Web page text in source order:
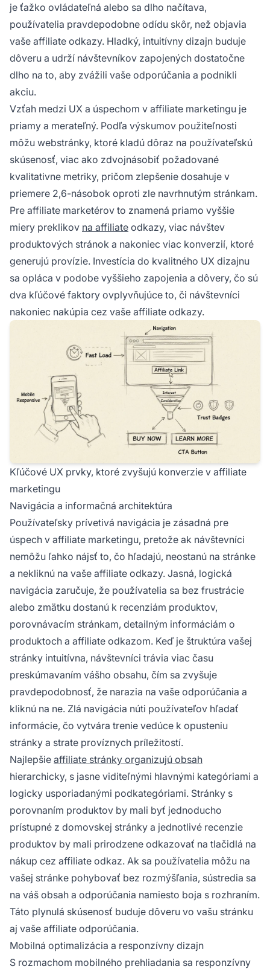
je ťažko ovládateľná alebo sa dlho načítava,
používatelia pravdepodobne odídu skôr, než objavia
vaše affiliate odkazy. Hladký, intuitívny dizajn buduje
dôveru a udrží návštevníkov zapojených dostatočne
dlho na to, aby zvážili vaše odporúčania a podnikli
akciu.
Vzťah medzi UX a úspechom v affiliate marketingu je
priamy a merateľný. Podľa výskumov použiteľnosti
môžu webstránky, ktoré kladú dôraz na používateľskú
skúsenosť, viac ako zdvojnásobiť požadované
kvalitativne metriky, pričom zlepšenie dosahuje v
priemere 2,6-násobok oproti zle navrhnutým stránkam.
Pre affiliate marketérov to znamená priamo vyššie
miery preklikov na affiliate odkazy, viac návštev
produktových stránok a nakoniec viac konverzií, ktoré
generujú provízie. Investícia do kvalitného UX dizajnu
sa opláca v podobe vyššieho zapojenia a dôvery, čo sú
dva kľúčové faktory ovplyvňujúce to, či návštevníci
nakoniec nakúpia cez vaše affiliate odkazy.
Kľúčové UX prvky, ktoré zvyšujú konverzie v affiliate
marketingu
Navigácia a informačná architektúra
Používateľsky prívetivá navigácia je zásadná pre
úspech v affiliate marketingu, pretože ak návštevníci
nemôžu ľahko nájsť to, čo hľadajú, neostanú na stránke
a nekliknú na vaše affiliate odkazy. Jasná, logická
navigácia zaručuje, že používatelia sa bez frustrácie
alebo zmätku dostanú k recenziám produktov,
porovnávacím stránkam, detailným informáciám o
produktoch a affiliate odkazom. Keď je štruktúra vašej
stránky intuitívna, návštevníci trávia viac času
preskúmavaním vášho obsahu, čím sa zvyšuje
pravdepodobnosť, že narazia na vaše odporúčania a
kliknú na ne. Zlá navigácia núti používateľov hľadať
informácie, čo vytvára trenie vedúce k opusteniu
stránky a strate províznych príležitostí.
Najlepšie affiliate stránky organizujú obsah
hierarchicky, s jasne viditeľnými hlavnými kategóriami a
logicky usporiadanými podkategóriami. Stránky s
porovnaním produktov by mali byť jednoducho
prístupné z domovskej stránky a jednotlivé recenzie
produktov by mali prirodzene odkazovať na tlačidlá na
nákup cez affiliate odkaz. Ak sa používatelia môžu na
vašej stránke pohybovať bez rozmýšľania, sústredia sa
na váš obsah a odporúčania namiesto boja s rozhraním.
Táto plynulá skúsenosť buduje dôveru vo vašu stránku
aj vaše affiliate odporúčania.
Mobilná optimalizácia a responzívny dizajn
S rozmachom mobilného prehliadania sa responzívny